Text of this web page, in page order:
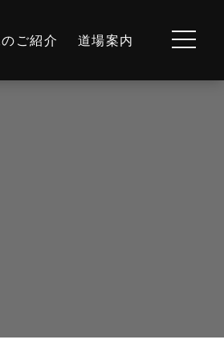
ご紹介 道場案内